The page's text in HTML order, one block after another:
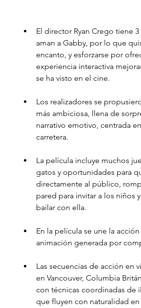
El director Ryan Crego tiene
aman a Gabby, por lo que
encanto, y esforzarse por
experiencia interactiva
se ha visto en el cine.
Los realizadores se
más ambiciosa, llena de
narrativo emotivo, centrada
carretera.
La película incluye muchos
gatos y oportunidades para
directamente al público,
pared para invitar a los niños
bailar con ella.
En la película se une la
animación generada por
Las secuencias de acción en
en Vancouver, Columbia
con técnicas coordinadas de
que fluyen con naturalidad